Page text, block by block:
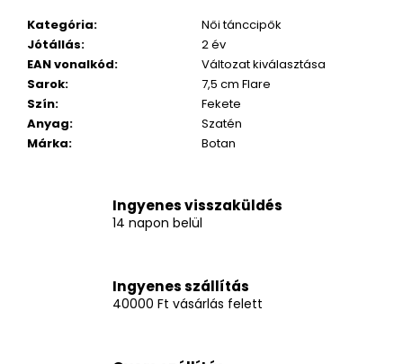
Kategória:
Női tánccipők
Jótállás:
2 év
EAN vonalkód:
Változat kiválasztása
Sarok:
7,5 cm Flare
Szín:
Fekete
Anyag:
Szatén
Márka: Botan
Ingyenes visszaküldés
14 napon belül
Ingyenes szállítás
40000 Ft vásárlás felett